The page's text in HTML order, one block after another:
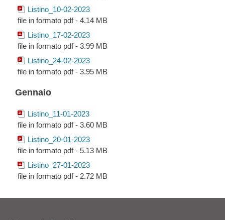
Listino_10-02-2023
file in formato pdf - 4.14 MB
Listino_17-02-2023
file in formato pdf - 3.99 MB
Listino_24-02-2023
file in formato pdf - 3.95 MB
Gennaio
Listino_11-01-2023
file in formato pdf - 3.60 MB
Listino_20-01-2023
file in formato pdf - 5.13 MB
Listino_27-01-2023
file in formato pdf - 2.72 MB